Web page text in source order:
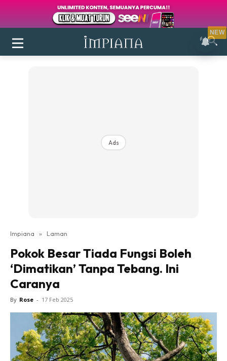
Login|Register
Ruang Makan
Ruang Tamu
Direktori
Interior Design
Landskap
DIY
Bilik Air
Bilik Tidur
Ads
Impiana » Laman
Pokok Besar Tiada Fungsi Boleh
‘Dimatikan’ Tanpa Tebang. Ini
Caranya
By Rose - 17 Feb 2025
NEW